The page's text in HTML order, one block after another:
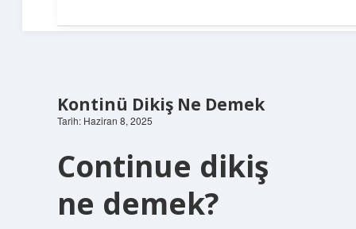
Kontinü Dikiş Ne Demek
Tarih: Haziran 8, 2025
Continue dikiş
ne demek?